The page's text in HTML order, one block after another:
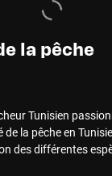
la pêche
Tunisien
de la pêche en
des différentes